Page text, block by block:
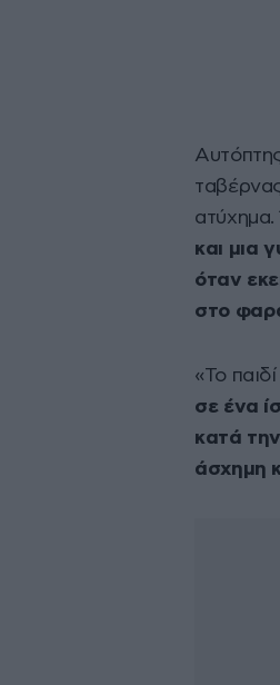
και μια
όταν
στο
«Το
σε ένα
κατά
άσχημη